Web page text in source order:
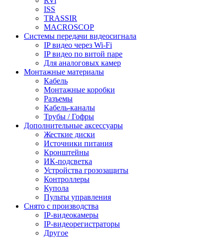
ISS
TRASSIR
MACROSCOP
Системы передачи видеосигнала
IP видео через Wi-Fi
IP видео по витой паре
Для аналоговых камер
Монтажные материалы
Кабель
Монтажные коробки
Разъемы
Кабель-каналы
Трубы / Гофры
Дополнительные аксессуары
Жесткие диски
Источники питания
Кронштейны
ИК-подсветка
Устройства грозозащиты
Контроллеры
Купола
Пульты управления
Снято с производства
IP-видеокамеры
IP-видеорегистраторы
Другое